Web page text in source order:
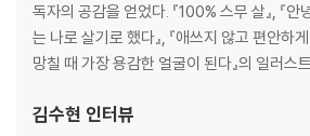
7장_어떤 정체성으로 살 것인가?
우리는 가면을 벗지 못한다 / 관계 속에서만 정
고니스트의 힘 키워주지 않기
독자의 공감을 얻었다. 『100% 스무 살』, 『안
는 나로 살기로 했다』, 『애쓰지 않고 편안하
망칠 때 가장 용감한 얼굴이 된다』의 일러스
김수현 인터뷰